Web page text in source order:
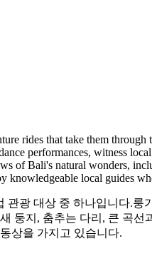
rides that take them through
performances, witness
of Bali's natural wonders,
knowledgeable local guides
관광 대상 중 하나입니다.
둥지, 춤추는 다리, 큰 곡
상을 가지고 있습니다.